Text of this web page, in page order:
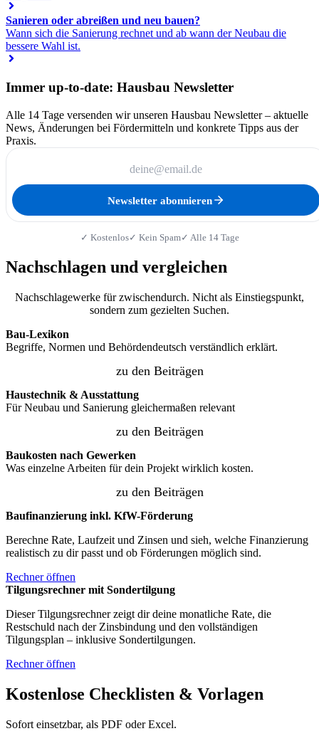
Sanieren oder abreißen und neu bauen?
Wann sich die Sanierung rechnet und ab wann der Neubau die
bessere Wahl ist.
Immer up-to-date: Hausbau Newsletter
Alle 14 Tage versenden wir unseren Hausbau Newsletter – aktuelle
News, Änderungen bei Fördermitteln und konkrete Tipps aus der
Praxis.
Newsletter abonnieren
✓ Kostenlos✓ Kein Spam✓ Alle 14 Tage
Nachschlagen und vergleichen
Nachschlagewerke für zwischendurch. Nicht als Einstiegspunkt,
sondern zum gezielten Suchen.
Bau-Lexikon
Begriffe, Normen und Behördendeutsch verständlich erklärt.
zu den Beiträgen
Haustechnik & Ausstattung
Für Neubau und Sanierung gleichermaßen relevant
zu den Beiträgen
Baukosten nach Gewerken
Was einzelne Arbeiten für dein Projekt wirklich kosten.
zu den Beiträgen
Baufinanzierung inkl. KfW-Förderung
Berechne Rate, Laufzeit und Zinsen und sieh, welche Finanzierung
realistisch zu dir passt und ob Förderungen möglich sind.
Rechner öffnen
Tilgungsrechner mit Sondertilgung
Dieser Tilgungsrechner zeigt dir deine monatliche Rate, die
Restschuld nach der Zinsbindung und den vollständigen
Tilgungsplan – inklusive Sondertilgungen.
Rechner öffnen
Kostenlose Checklisten & Vorlagen
Sofort einsetzbar, als PDF oder Excel.